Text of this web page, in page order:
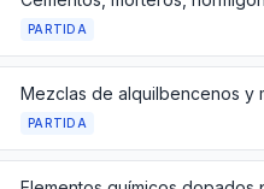
PARTIDA
PARTIDA